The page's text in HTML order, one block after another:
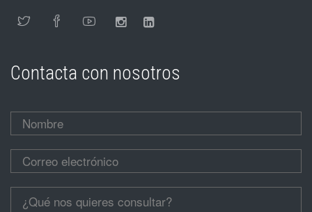
Contacta con nosotros
Nombre*
Correo electrónico*
Cúentanos